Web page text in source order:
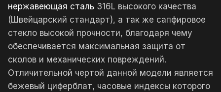
нержавеющая сталь 316L высокого качества
(Швейцарский стандарт), а так же сапфировое
стекло высокой прочности, благодаря чему
обеспечивается максимальная защита от
сколов и механических повреждений.
Отличительной чертой данной модели является
бежевый циферблат, часовые индексы которого